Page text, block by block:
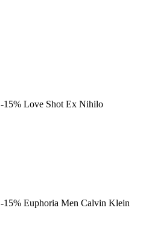
-15% Love Shot Ex Nihilo
-15% Euphoria Men Calvin Klein